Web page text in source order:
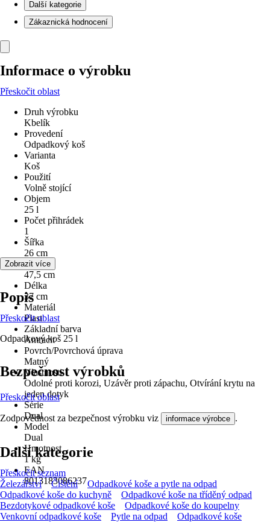
Další kategorie
Zákaznická hodnocení
Informace o výrobku
Přeskočit oblast
Druh výrobku
Kbelík
Provedení
Odpadkový koš
Varianta
Koš
Použití
Volně stojící
Objem
25 l
Počet přihrádek
1
Šířka
26 cm
Výška
47,5 cm
Délka
37 cm
Materiál
Plast
Základní barva
Antracit
Povrch/Povrchová úprava
Matný
Vlastnosti
Odolné proti korozi, Uzávěr proti zápachu, Otvírání krytu na
jeden dotyk
Série
Dual
Model
Dual
Hmotnost
1 kg
EAN
8013183086237
Zobrazit více
Popis
Přeskočit oblast
Odpadkový koš 25 l
Bezpečnost výrobků
Přeskočit oblast
Zodpovědnost za bezpečnost výrobku viz informace výrobce .
Další kategorie
Přeskočit seznam
Železářství
Čištění
Odpadkové koše a pytle na odpad
Odpadkové koše do kuchyně
Odpadkové koše na tříděný odpad
Bezdotykové odpadkové koše
Odpadkové koše do koupelny
Venkovní odpadkové koše
Pytle na odpad Odpadkové koše